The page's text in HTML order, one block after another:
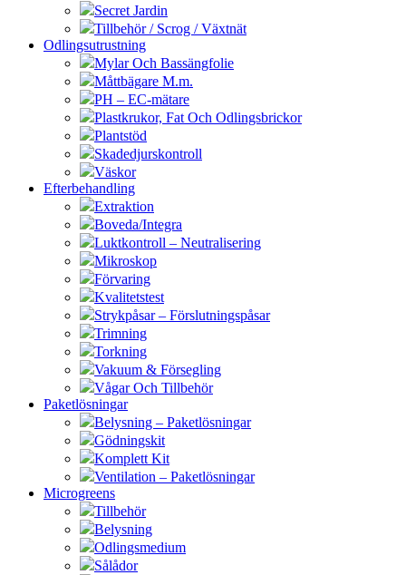
Secret Jardin
Tillbehör / Scrog / Växtnät
Odlingsutrustning
Mylar Och Bassängfolie
Måttbägare M.m.
PH – EC-mätare
Plastkrukor, Fat Och Odlingsbrickor
Plantstöd
Skadedjurskontroll
Väskor
Efterbehandling
Extraktion
Boveda/Integra
Luktkontroll – Neutralisering
Mikroskop
Förvaring
Kvalitetstest
Strykpåsar – Förslutningspåsar
Trimning
Torkning
Vakuum & Försegling
Vågar Och Tillbehör
Paketlösningar
Belysning – Paketlösningar
Gödningskit
Komplett Kit
Ventilation – Paketlösningar
Microgreens
Tillbehör
Belysning
Odlingsmedium
Sålådor